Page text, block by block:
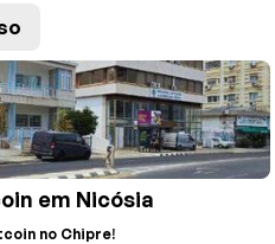
em Nicósia
no Chipre!